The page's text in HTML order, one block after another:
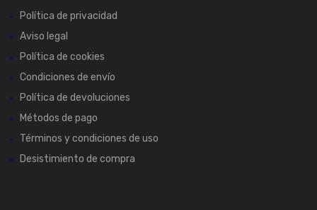
Política de privacidad
Aviso legal
Política de cookies
Condiciones de envío
Política de devoluciones
Métodos de pago
Términos y condiciones de uso
Desistimiento de compra